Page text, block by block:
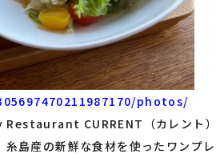
photos/
Restaurant CURRENT（カレント）
島産の新鮮な食材を使ったワンプレ